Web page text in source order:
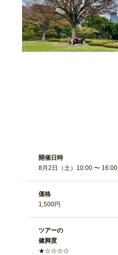
開催日時
8月2日（土）10:00 〜 16:00
価格
1,500円
ツアーの
健脚度
★☆☆☆☆